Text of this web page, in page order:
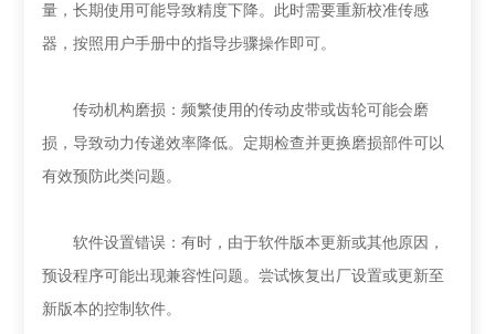
量，长期使用可能导致精度下降。此时需要重新校准传感
器，按照用户手册中的指导步骤操作即可。
传动机构磨损：频繁使用的传动皮带或齿轮可能会磨
损，导致动力传递效率降低。定期检查并更换磨损部件可以
有效预防此类问题。
软件设置错误：有时，由于软件版本更新或其他原因，
预设程序可能出现兼容性问题。尝试恢复出厂设置或更新至
新版本的控制软件。